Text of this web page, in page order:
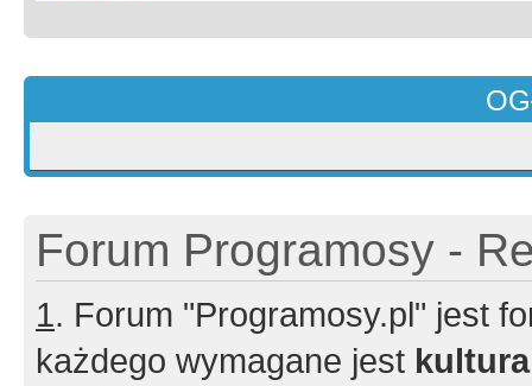
Forum Programosy -
1. Forum "Programosy.pl" jest
każdego wymagane jest